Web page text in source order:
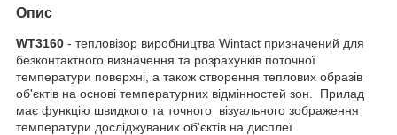
Опис
WT3160 - тепловізор виробництва Wintact призначений для
безконтактного визначення та розрахунків поточної
температури поверхні, а також створення теплових образів
об'єктів на основі температурних відмінностей зон. Прилад
має функцію швидкого та точного візуального зображення
температури досліджуваних об'єктів на дисплеї